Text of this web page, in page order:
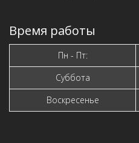
Время работы
Пн - Пт:
Суббота
Воскресенье